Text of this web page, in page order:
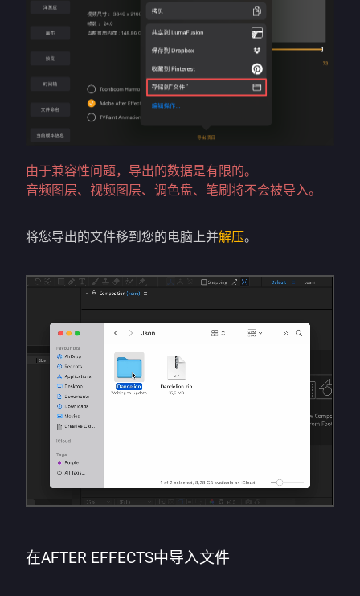
由于兼容性问题，导出的数据是有限的。
音频图层、视频图层、调色盘、笔刷将不会被导入。
将您导出的文件移到您的电脑上并解压。
在AFTER EFFECTS中导入文件